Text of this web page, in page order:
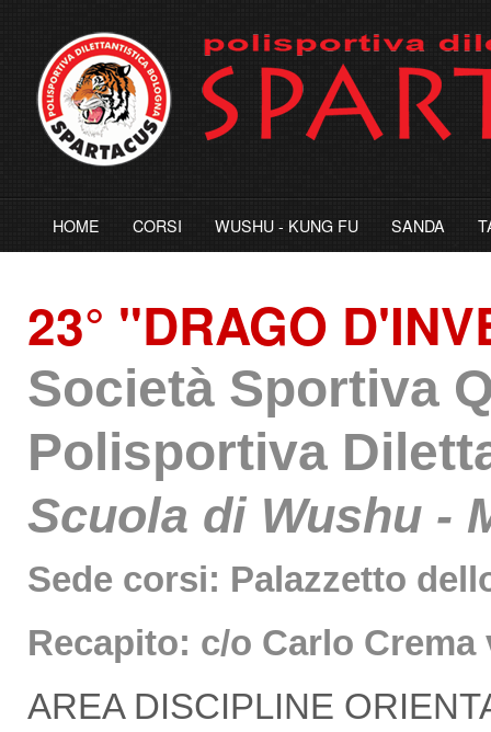
HOME CORSI WUSHU - KUNG FU SANDA
23° "DRAGO
Società Sportiva
Polisportiva
Scuola di Wushu -
Sede corsi: Palazzetto
Recapito: c/o Carlo Crema
AREA DISCIPLINE